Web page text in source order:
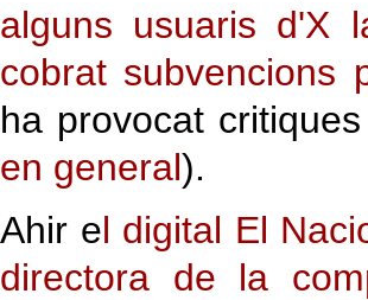
alguns usuaris d'X
cobrat subvencions
ha provocat
en general).
Ahir el digital El
directora de la